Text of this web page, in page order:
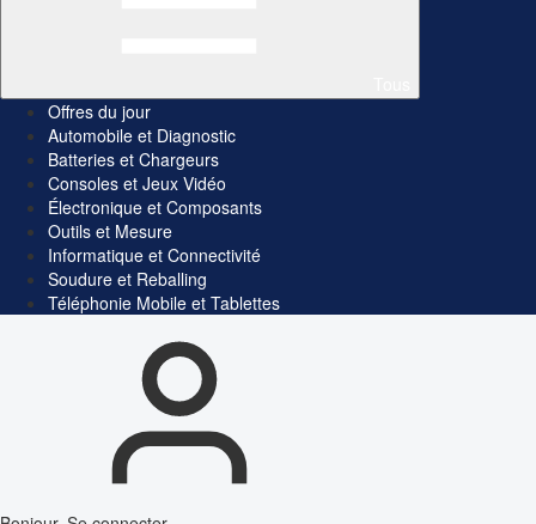
Offres du jour
Automobile et Diagnostic
Batteries et Chargeurs
Consoles et Jeux Vidéo
Électronique et Composants
Outils et Mesure
Informatique et Connectivité
Soudure et Reballing
Téléphonie Mobile et Tablettes